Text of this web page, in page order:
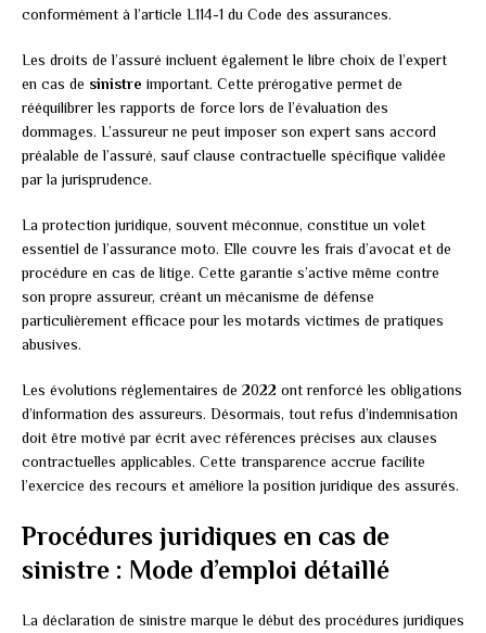
conformément à l’article L114-1 du Code des assurances.
Les droits de l’assuré incluent également le libre choix de l’expert
en cas de sinistre important. Cette prérogative permet de
rééquilibrer les rapports de force lors de l’évaluation des
dommages. L’assureur ne peut imposer son expert sans accord
préalable de l’assuré, sauf clause contractuelle spécifique validée
par la jurisprudence.
La protection juridique, souvent méconnue, constitue un volet
essentiel de l’assurance moto. Elle couvre les frais d’avocat et de
procédure en cas de litige. Cette garantie s’active même contre
son propre assureur, créant un mécanisme de défense
particulièrement efficace pour les motards victimes de pratiques
abusives.
Les évolutions réglementaires de 2022 ont renforcé les obligations
d’information des assureurs. Désormais, tout refus d’indemnisation
doit être motivé par écrit avec références précises aux clauses
contractuelles applicables. Cette transparence accrue facilite
l’exercice des recours et améliore la position juridique des assurés.
Procédures juridiques en cas de
sinistre : Mode d’emploi détaillé
La déclaration de sinistre marque le début des procédures juridiques